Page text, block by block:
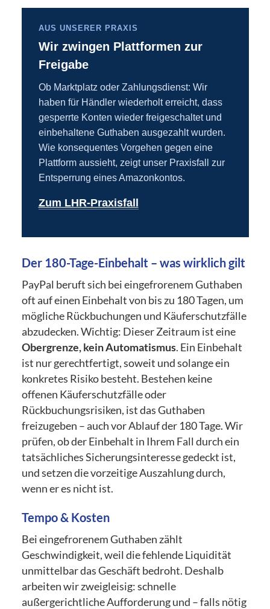
AUS UNSERER PRAXIS
Wir zwingen Plattformen zur
Freigabe
Ob Marktplatz oder Zahlungsdienst: Wir
haben für Händler wiederholt erreicht, dass
gesperrte Konten wieder freigeschaltet und
einbehaltene Guthaben ausgezahlt wurden.
Wie konsequentes Vorgehen gegen eine
Plattform aussieht, zeigt unser Praxisfall zur
Entsperrung eines Amazonkontos.
Zum LHR-Praxisfall
Der 180-Tage-Einbehalt – was wirklich gilt
PayPal beruft sich bei eingefrorenem Guthaben
oft auf einen Einbehalt von bis zu 180 Tagen, um
mögliche Rückbuchungen und Käuferschutzfälle
abzudecken. Wichtig: Dieser Zeitraum ist eine
Obergrenze, kein Automatismus. Ein Einbehalt
ist nur gerechtfertigt, soweit und solange ein
konkretes Risiko besteht. Bestehen keine
offenen Käuferschutzfälle oder
Rückbuchungsrisiken, ist das Guthaben
freizugeben – auch vor Ablauf der 180 Tage. Wir
prüfen, ob der Einbehalt in Ihrem Fall durch ein
tatsächliches Sicherungsinteresse gedeckt ist,
und setzen die vorzeitige Auszahlung durch,
wenn er es nicht ist.
Tempo & Kosten
Bei eingefrorenem Guthaben zählt
Geschwindigkeit, weil die fehlende Liquidität
unmittelbar das Geschäft bedroht. Deshalb
arbeiten wir zweigleisig: schnelle
außergerichtliche Aufforderung und – falls nötig